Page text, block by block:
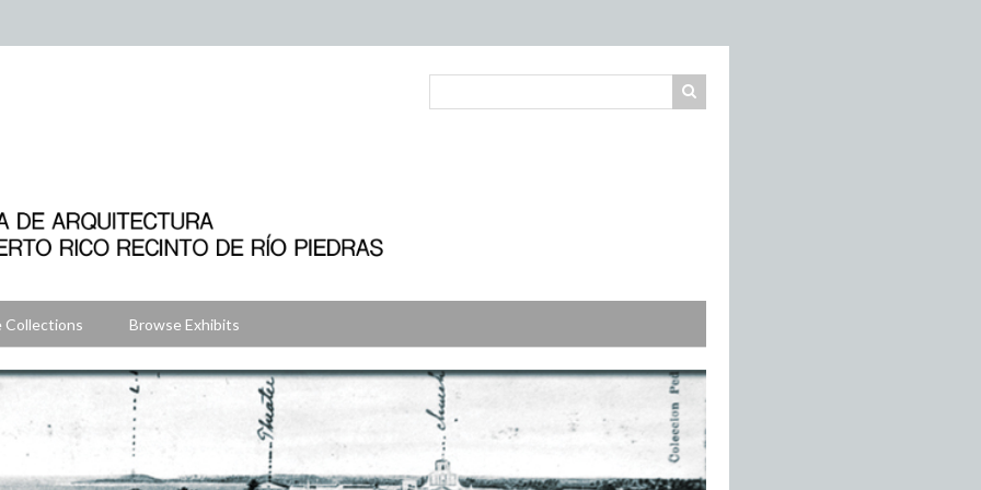
Collections Browse Exhibits